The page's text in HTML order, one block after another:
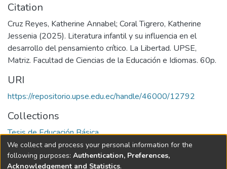
Citation
Cruz Reyes, Katherine Annabel; Coral Tigrero, Katherine
Jessenia (2025). Literatura infantil y su influencia en el
desarrollo del pensamiento crítico. La Libertad. UPSE,
Matriz. Facultad de Ciencias de la Educación e Idiomas. 60p.
URI
https://repositorio.upse.edu.ec/handle/46000/12792
Collections
Tesis de Educación Básica
Full item page
We collect and process your personal information for the
following purposes: Authentication, Preferences,
Acknowledgement and Statistics.